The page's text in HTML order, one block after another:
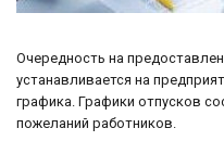
Очередность на
устанавливается на
графика. Графики отпусков
пожеланий работников.